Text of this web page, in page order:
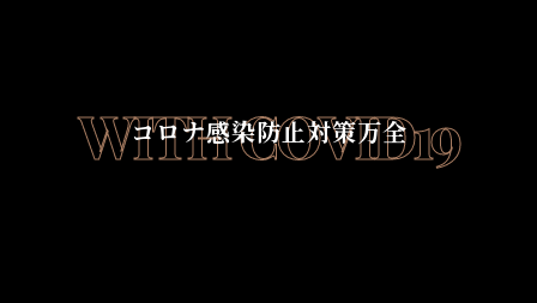
WITH COVID19
コロナ感染防止対策万全